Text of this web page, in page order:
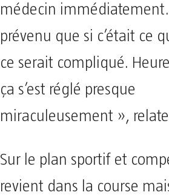
médecin immédiatement.
prévenu que si c’était ce
ce serait compliqué.
ça s’est réglé presque
miraculeusement »,
Sur le plan sportif et
revient dans la course